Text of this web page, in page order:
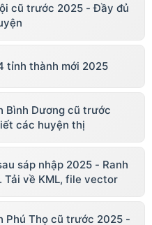
cũ trước 2025 - Đầy đủ
tỉnh thành mới 2025
Bình Dương cũ trước
các huyện thị
sáp nhập 2025 - Ranh
Tải về KML, file vector
Phú Thọ cũ trước 2025 -